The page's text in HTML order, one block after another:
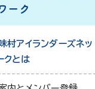
ーク
村アイランダーズネッ
クとは